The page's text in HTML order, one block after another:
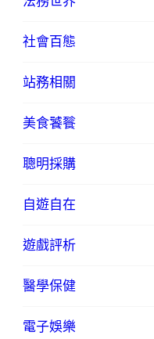
社會百態
站務相關
美食饕餮
聰明採購
自遊自在
遊戲評析
醫學保健
電子娛樂